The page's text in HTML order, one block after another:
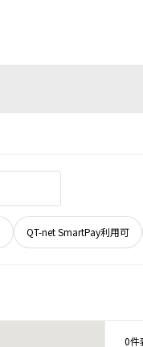
QT-net SmartPay利用可
0件